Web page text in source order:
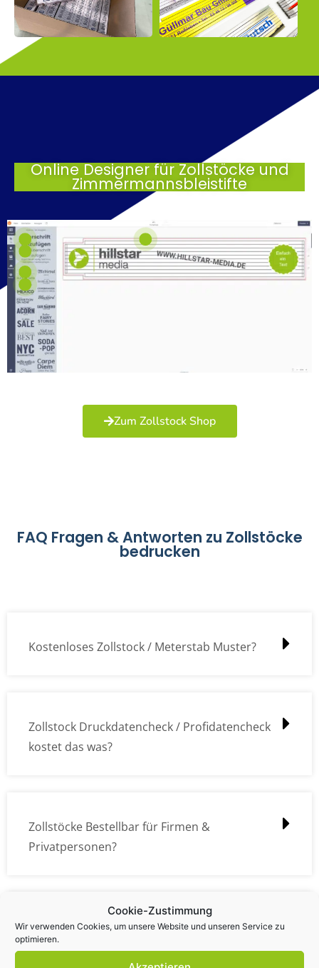
Cookie-Zustimmung
Wir verwenden Cookies, um unsere Website und unseren Service zu
optimieren.
Online Designer für Zollstöcke und
Zimmermannsbleistifte
Zum Zollstock Shop
FAQ Fragen & Antworten zu Zollstöcke
bedrucken
Kostenloses Zollstock / Meterstab Muster?
Zollstock Druckdatencheck / Profidatencheck
kostet das was?
Zollstöcke Bestellbar für Firmen &
Privatpersonen?
Wie kann ich die Daten (z.B. Logos und Texte)
übermitteln?